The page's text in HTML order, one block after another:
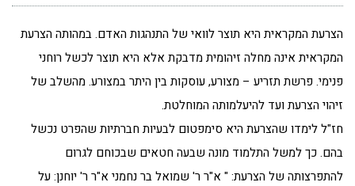
הצרעת המקראית היא תוצר לוואי של התנהגות האדם. במהותה הצרעת
המקראית אינה מחלה זיהומית מדבקת אלא היא תוצר לכשל רוחני
פנימי. פרשת תזריע – מצורע, עוסקות בין היתר במצורע. מהשלב של
זיהוי הצרעת ועד להיעלמותה המוחלטת.
חז"ל לימדו שהצרעת היא סימפטום לבעיות חברתיות שהפרט נכשל
בהם. כך למשל התלמוד מונה שבעה חטאים שבכוחם לגרום
להתפרצותה של הצרעת: " א"ר ר' שמואל בר נחמני א"ר ר' יוחנן: על